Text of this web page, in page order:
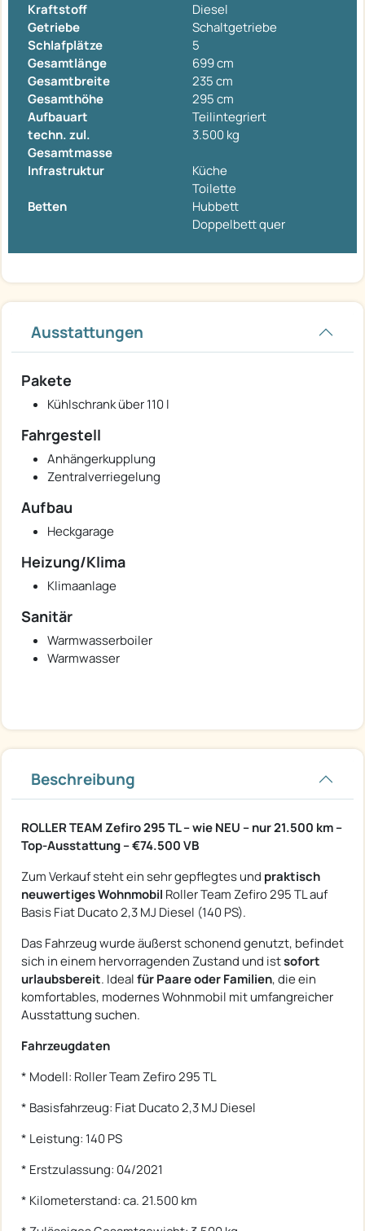
Kraftstoff
Diesel
Getriebe
Schaltgetriebe
Schlafplätze
5
Gesamtlänge
699 cm
Gesamtbreite
235 cm
Gesamthöhe
295 cm
Aufbauart
Teilintegriert
techn. zul.
Gesamtmasse
3.500 kg
Infrastruktur
Küche
Toilette
Betten
Hubbett
Doppelbett quer
Ausstattungen
Pakete
Kühlschrank über 110 l
Fahrgestell
Anhängerkupplung
Zentralverriegelung
Aufbau
Heckgarage
Heizung/Klima
Klimaanlage
Sanitär
Warmwasserboiler
Warmwasser
Beschreibung
ROLLER TEAM Zefiro 295 TL – wie NEU – nur 21.500 km –
Top-Ausstattung – €74.500 VB
Zum Verkauf steht ein sehr gepflegtes und praktisch
neuwertiges Wohnmobil Roller Team Zefiro 295 TL auf
Basis Fiat Ducato 2,3 MJ Diesel (140 PS).
Das Fahrzeug wurde äußerst schonend genutzt, befindet
sich in einem hervorragenden Zustand und istsofort
urlaubsbereit. Idealfür Paare oder Familien, die ein
komfortables, modernes Wohnmobil mit umfangreicher
Ausstattung suchen.
Fahrzeugdaten
* Modell: Roller Team Zefiro 295 TL
* Basisfahrzeug: Fiat Ducato 2,3 MJ Diesel
* Leistung: 140 PS
* Erstzulassung: 04/2021
* Kilometerstand: ca. 21.500 km